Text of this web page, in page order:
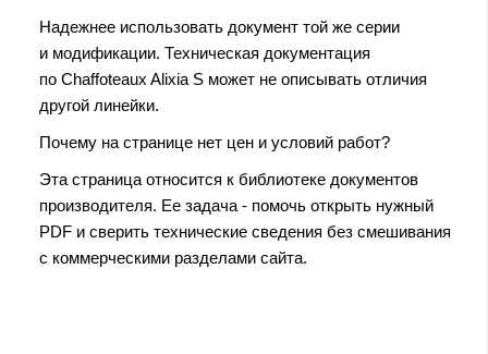
Надежнее использовать документ той же серии
и модификации. Техническая документация
по Chaffoteaux Alixia S может не описывать отличия
другой линейки.
Почему на странице нет цен и условий работ?
Эта страница относится к библиотеке документов
производителя. Ее задача - помочь открыть нужный
PDF и сверить технические сведения без смешивания
с коммерческими разделами сайта.